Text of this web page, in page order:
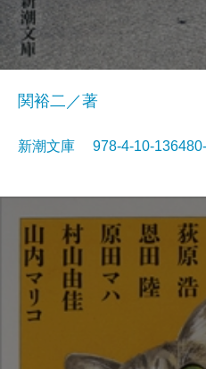
関裕二／著
新潮文庫 978-4-10-